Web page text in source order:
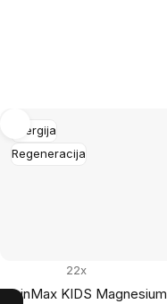
Energija
Regeneracija
BrainMax KIDS Magnesium
22x